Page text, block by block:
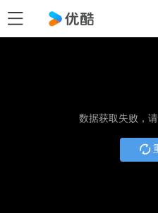
数据获取失败，